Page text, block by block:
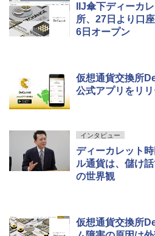
IIJ傘下ディーカ
所、27日より口
6日オープン
仮想通貨交換所
公式アプリをリ
インタビュー
ディーカレット
ル通貨は、儲け
の世界観
仮想通貨交換所